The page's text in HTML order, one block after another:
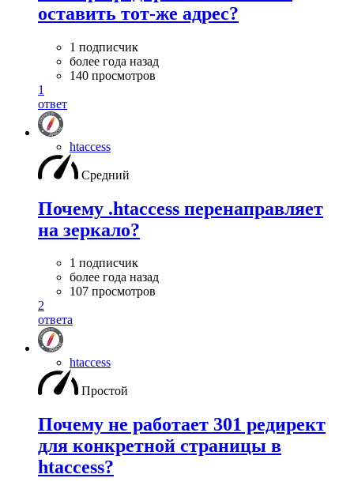
оставить тот-же адрес?
1 подписчик
более года назад
140 просмотров
1
ответ
htaccess
Средний
Почему .htaccess перенаправляет
на зеркало?
1 подписчик
более года назад
107 просмотров
2
ответа
htaccess
Простой
Почему не работает 301 редирект
для конкретной страницы в
htaccess?